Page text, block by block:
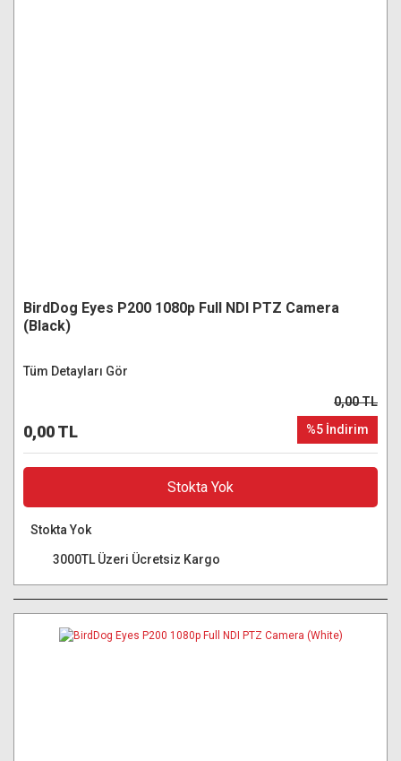
BirdDog Eyes P200 1080p Full NDI PTZ Camera
(Black)
Tüm Detayları Gör
0,00 TL
0,00 TL
%5 İndirim
Stokta Yok
Stokta Yok
3000TL Üzeri Ücretsiz Kargo